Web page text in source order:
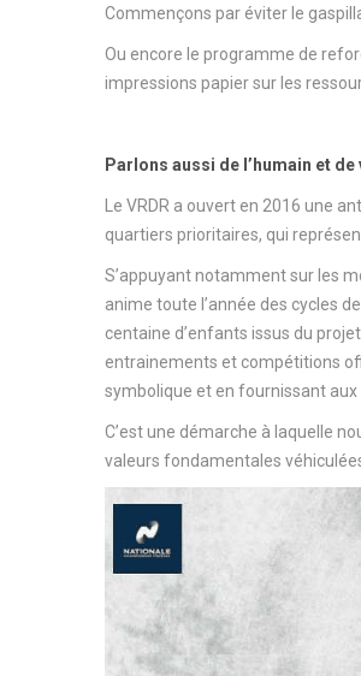
Commençons par éviter le
Ou encore le programme de
impressions papier sur les
Parlons aussi de l’humain et
Le VRDR a ouvert en 2016 une
quartiers prioritaires, qui
S’appuyant notamment sur les
anime toute l’année des cycles
centaine d’enfants issus du
entrainements et compétitions
symbolique et en fournissant
C’est une démarche à laquelle
valeurs fondamentales